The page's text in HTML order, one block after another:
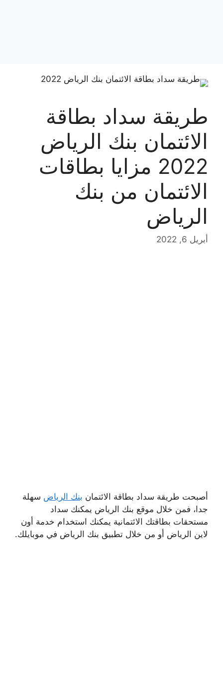
طريقة سداد بطاقة
الائتمان بنك الرياض
2022 مزايا بطاقات
الائتمان من بنك
الرياض
أبريل 6, 2022
أصبحت طريقة سداد بطاقة الائتمان بنك الرياض سهلة
جدا، فمن خلال موقع بنك الرياض يمكنك سداد
مستحقات بطاقتك الائتمانية يمكنك استخدام خدمة أون
لاين الرياض أو من خلال تطبيق بنك الرياض في موبايلك.